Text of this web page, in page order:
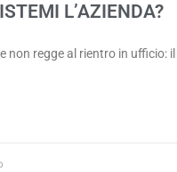
L’AZIENDA?
non regge al rientro in ufficio: